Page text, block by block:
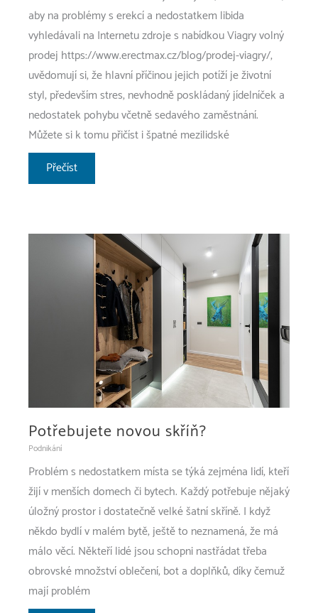
aby na problémy s erekcí a nedostatkem libida
vyhledávali na Internetu zdroje s nabídkou Viagry volný
prodej https://www.erectmax.cz/blog/prodej-viagry/,
uvědomují si, že hlavní příčinou jejich potíží je životní
styl, především stres, nevhodně poskládaný jídelníček a
nedostatek pohybu včetně sedavého zaměstnání.
Můžete si k tomu přičíst i špatné mezilidské
Povyšte
váš
Přečíst
Potřebujete novou skříň?
Podnikání
Problém s nedostatkem místa se týká zejména lidí, kteří
žijí v menších domech či bytech. Každý potřebuje nějaký
úložný prostor i dostatečně velké šatní skříně. I když
někdo bydlí v malém bytě, ještě to neznamená, že má
málo věcí. Někteří lidé jsou schopni nastřádat třeba
obrovské množství oblečení, bot a doplňků, díky čemuž
mají problém